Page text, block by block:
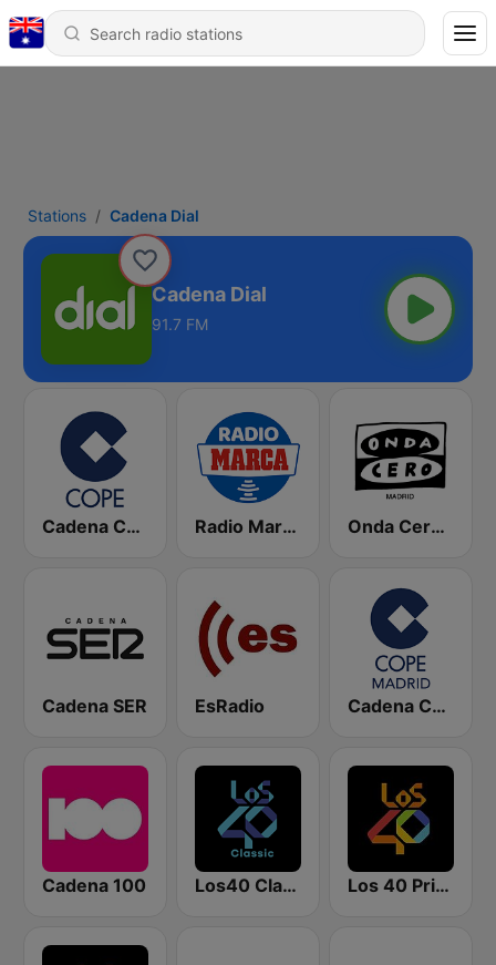
Stations Cadena Dial
Cadena Dial
91.7 FM
Cadena COPE Radio Marca Nacional Onda Cero Madrid
Cadena SER EsRadio Cadena COPE Madrid
Cadena 100 Los40 Classic Los 40 Principales